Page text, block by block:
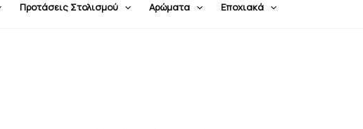
Προτάσεις Στολισμού Αρώματα Εποχιακά